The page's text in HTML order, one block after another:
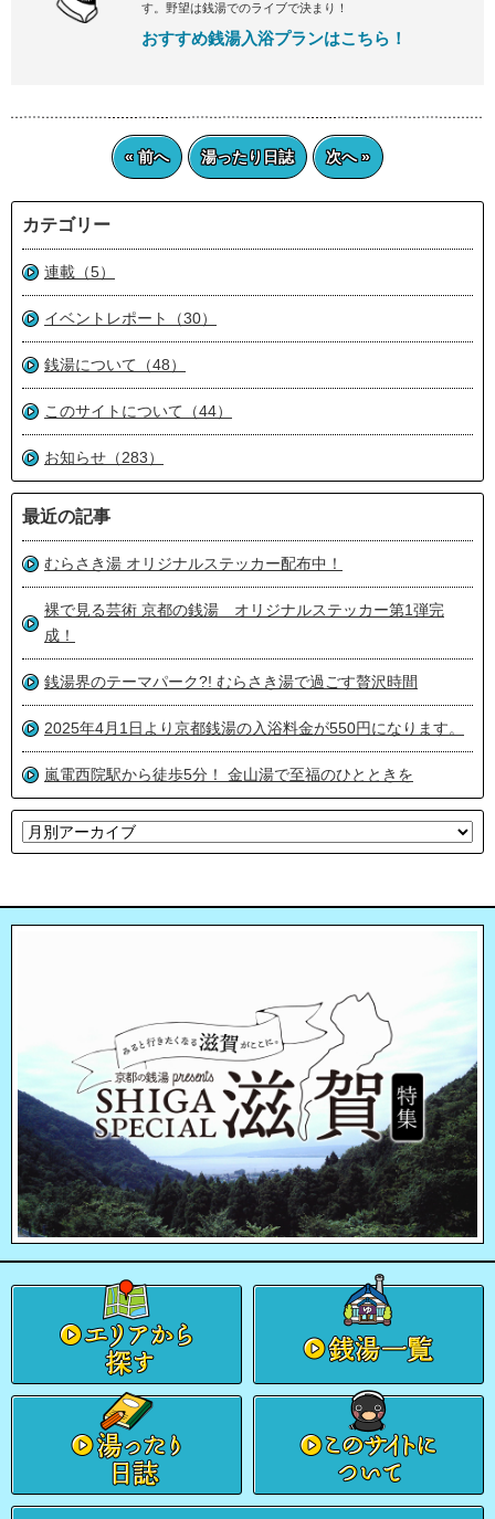
す。野望は銭湯でのライブで決まり！
おすすめ銭湯入浴プランはこちら！
« 前へ 湯ったり日誌 次へ »
カテゴリー
連載（5）
イベントレポート（30）
銭湯について（48）
このサイトについて（44）
お知らせ（283）
最近の記事
むらさき湯 オリジナルステッカー配布中！
裸で見る芸術 京都の銭湯 オリジナルステッカー第1弾完
成！
銭湯界のテーマパーク?! むらさき湯で過ごす贅沢時間
2025年4月1日より京都銭湯の入浴料金が550円になります。
嵐電西院駅から徒歩5分！ 金山湯で至福のひとときを